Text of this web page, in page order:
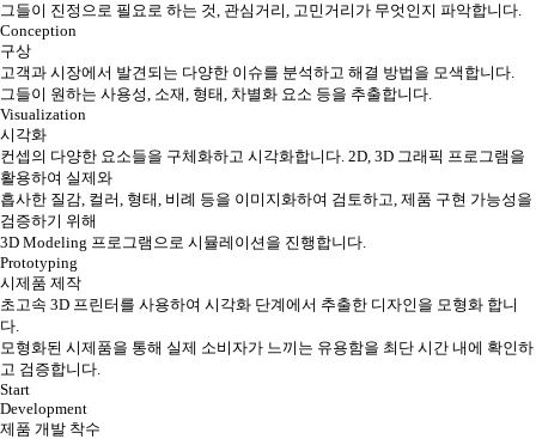
그들이 진정으로 필요로 하는 것, 관심거리, 고민거리가 무엇인지 파악합니다.
Conception
구상
고객과 시장에서 발견되는 다양한 이슈를 분석하고 해결 방법을 모색합니다.
그들이 원하는 사용성, 소재, 형태, 차별화 요소 등을 추출합니다.
Visualization
시각화
컨셉의 다양한 요소들을 구체화하고 시각화합니다. 2D, 3D 그래픽 프로그램을
활용하여 실제와
흡사한 질감, 컬러, 형태, 비례 등을 이미지화하여 검토하고, 제품 구현 가능성을
검증하기 위해
3D Modeling 프로그램으로 시뮬레이션을 진행합니다.
Prototyping
시제품 제작
초고속 3D 프린터를 사용하여 시각화 단계에서 추출한 디자인을 모형화 합니
다.
모형화된 시제품을 통해 실제 소비자가 느끼는 유용함을 최단 시간 내에 확인하
고 검증합니다.
Start
Development
제품 개발 착수